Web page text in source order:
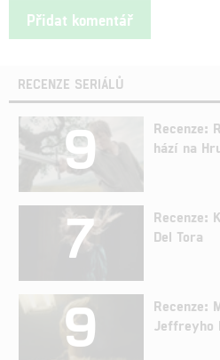
RECENZE SERIÁLŮ
9
Recenze:
hází na
7
Recenze:
Del Tora
9
Recenze:
Jeffreyho